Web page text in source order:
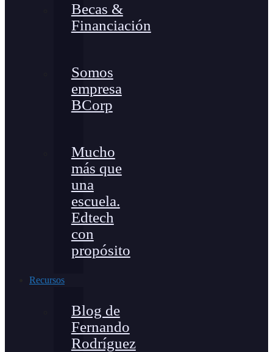
Becas &
Financiación
Somos
empresa
BCorp
Mucho
más que
una
escuela.
Edtech
con
propósito
Recursos
Blog de
Fernando
Rodríguez